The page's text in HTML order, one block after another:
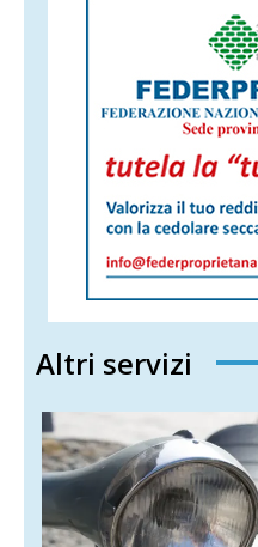
Altri servizi